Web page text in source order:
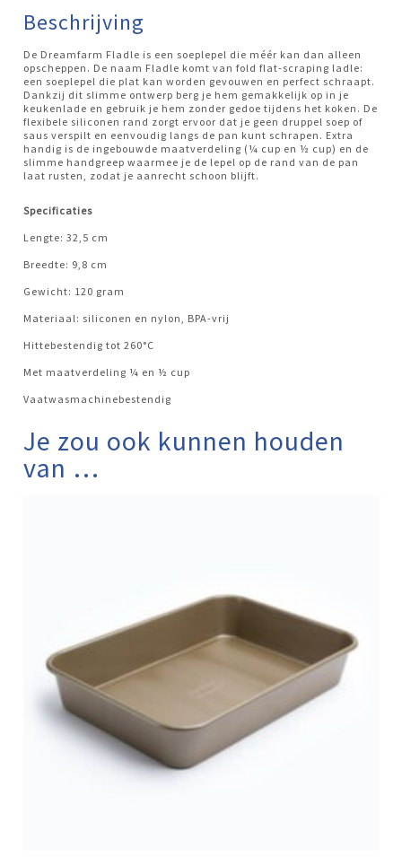
Beschrijving
De Dreamfarm Fladle is een soeplepel die méér kan dan alleen
opscheppen. De naam Fladle komt van fold flat-scraping ladle:
een soeplepel die plat kan worden gevouwen en perfect schraapt.
Dankzij dit slimme ontwerp berg je hem gemakkelijk op in je
keukenlade en gebruik je hem zonder gedoe tijdens het koken. De
flexibele siliconen rand zorgt ervoor dat je geen druppel soep of
saus verspilt en eenvoudig langs de pan kunt schrapen. Extra
handig is de ingebouwde maatverdeling (¼ cup en ½ cup) en de
slimme handgreep waarmee je de lepel op de rand van de pan
laat rusten, zodat je aanrecht schoon blijft.
Specificaties
Lengte: 32,5 cm
Breedte: 9,8 cm
Gewicht: 120 gram
Materiaal: siliconen en nylon, BPA-vrij
Hittebestendig tot 260°C
Met maatverdeling ¼ en ½ cup
Vaatwasmachinebestendig
Je zou ook kunnen houden
van …